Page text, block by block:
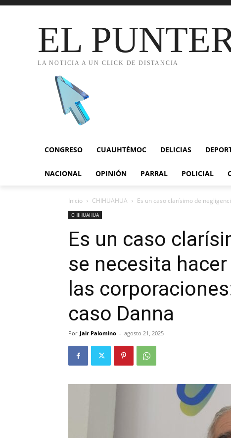
EL
LA NOTICIA A UN CLICK DE DISTANCIA
CONGRESO CUAUHTÉMOC DELICIAS
NACIONAL OPINIÓN PARRAL POLICIAL
Inicio CHIHUAHUA Es un caso clarísimo de
CHIHUAHUA
Es un caso
se necesita
las
caso Danna
Por Jair Palomino - agosto 21, 2025